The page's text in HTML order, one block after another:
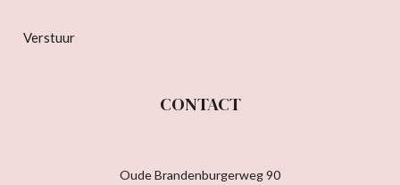
Verstuur
CONTACT
Oude Brandenburgerweg 90